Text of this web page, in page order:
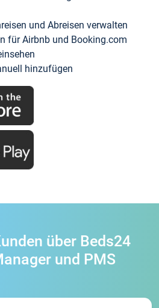
und Abreisen verwalten
für Airbnb und Booking.com
hinzufügen
über Beds24
und PMS